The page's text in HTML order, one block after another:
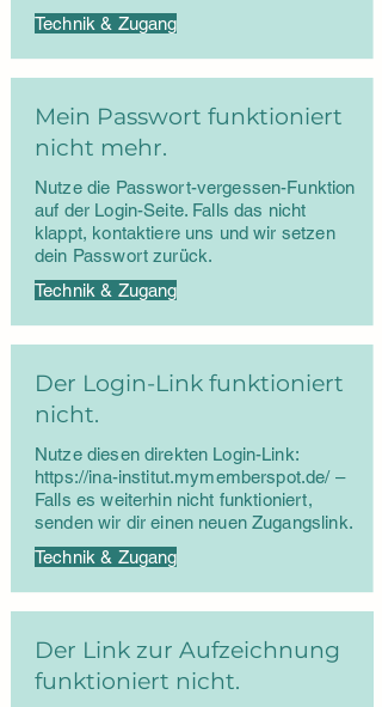
Technik & Zugang
Mein Passwort funktioniert
nicht mehr.
Nutze die Passwort-vergessen-Funktion
auf der Login-Seite. Falls das nicht
klappt, kontaktiere uns und wir setzen
dein Passwort zurück.
Technik & Zugang
Der Login-Link funktioniert
nicht.
Nutze diesen direkten Login-Link:
https://ina-institut.mymemberspot.de/–
Falls es weiterhin nicht funktioniert,
senden wir dir einen neuen Zugangslink.
Technik & Zugang
Der Link zur Aufzeichnung
funktioniert nicht.